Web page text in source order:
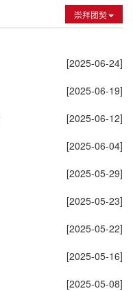
崇拜团契
[2025-06-24]
[2025-06-19]
[2025-06-12]
[2025-06-04]
[2025-05-29]
[2025-05-23]
[2025-05-22]
[2025-05-16]
[2025-05-08]